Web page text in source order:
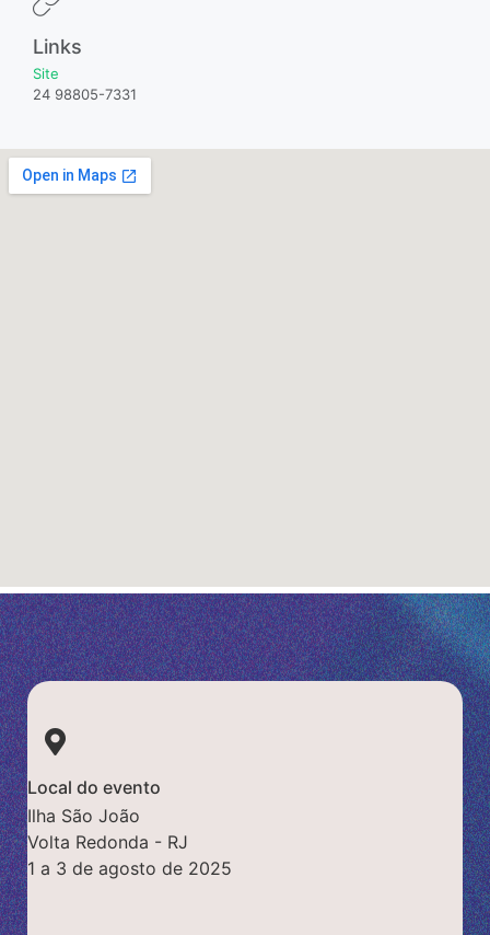
Links
Site
24 98805-7331
Local do evento
Ilha São João
Volta Redonda - RJ
1 a 3 de agosto de 2025